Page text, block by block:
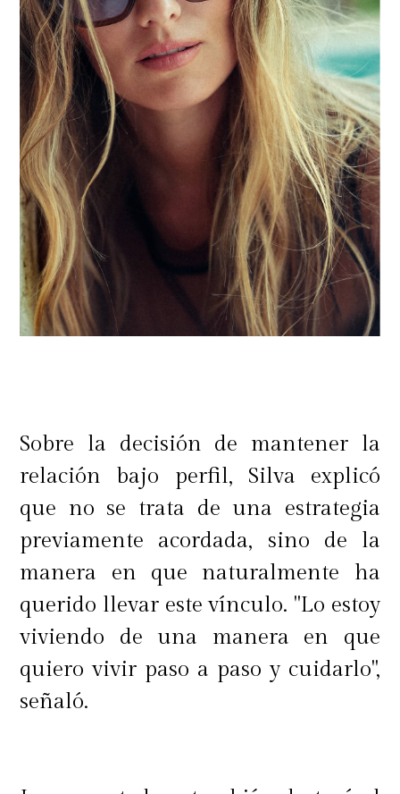
Sobre la decisión de mantener la
relación bajo perfil, Silva explicó
que no se trata de una estrategia
previamente acordada, sino de la
manera en que naturalmente ha
querido llevar este vínculo. "Lo estoy
viviendo de una manera en que
quiero vivir paso a paso y cuidarlo",
señaló.